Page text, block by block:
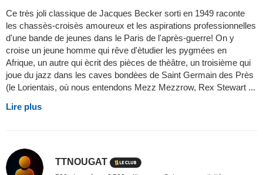
Ce très joli classique de Jacques Becker sorti en 1949 raconte
les chassès-croisès amoureux et les aspirations professionnelles
d'une bande de jeunes dans le Paris de l'après-guerre! On y
croise un jeune homme qui rêve d'ètudier les pygmées en
Afrique, un autre qui ècrit des pièces de thèâtre, un troisième qui
joue du jazz dans les caves bondèes de Saint Germain des Près
(le Lorientais, où nous entendons Mezz Mezzrow, Rex Stewart ...
Lire plus
TTNOUGAT